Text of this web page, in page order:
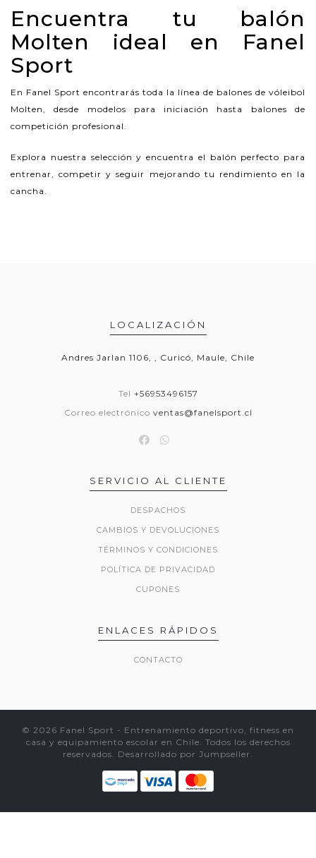
Encuentra tu balón
Molten ideal en Fanel
Sport
En Fanel Sport encontrarás toda la línea de balones de vóleibol
Molten, desde modelos para iniciación hasta balones de
competición profesional.
Explora nuestra selección y encuentra el balón perfecto para
entrenar, competir y seguir mejorando tu rendimiento en la
cancha.
LOCALIZACIÓN
Andres Jarlan 1106, , Curicó, Maule, Chile
Tel +56953496157
Correo electrónico ventas@fanelsport.cl
SERVICIO AL CLIENTE
DESPACHOS
CAMBIOS Y DEVOLUCIONES
TÉRMINOS Y CONDICIONES
POLÍTICA DE PRIVACIDAD
CUPONES
ENLACES RÁPIDOS
CONTACTO
© 2026 Fanel Sport - Entrenamiento deportivo, fitness en
casa y equipamiento escolar en Chile. Todos los derechos
reservados. Desarrollado por Jumpseller